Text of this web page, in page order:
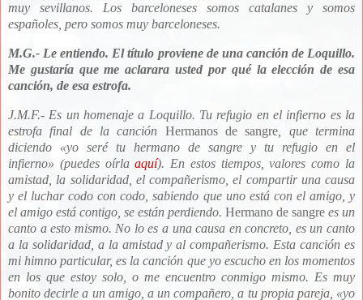
muy sevillanos. Los barceloneses somos catalanes y somos
españoles, pero somos muy barceloneses.
M.G.- Le entiendo. El título proviene de una canción de Loquillo.
Me gustaría que me aclarara usted por qué la elección de esa
canción, de esa estrofa.
J.M.F.- Es un homenaje a Loquillo. Tu refugio en el infierno es la
estrofa final de la canción Hermanos de sangre , que termina
diciendo «yo seré tu hermano de sangre y tu refugio en el
infierno» (puedes oírlaaquí). En estos tiempos, valores como la
amistad, la solidaridad, el compañerismo, el compartir una causa
y el luchar codo con codo, sabiendo que uno está con el amigo, y
el amigo está contigo, se están perdiendo. Hermano de sangre es un
canto a esto mismo. No lo es a una causa en concreto, es un canto
a la solidaridad, a la amistad y al compañerismo. Esta canción es
mi himno particular, es la canción que yo escucho en los momentos
en los que estoy solo, o me encuentro conmigo mismo. Es muy
bonito decirle a un amigo, a un compañero, a tu propia pareja, «yo